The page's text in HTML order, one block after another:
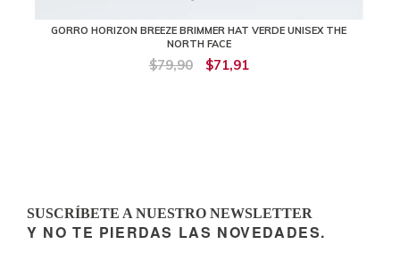
GORRO HORIZON BREEZE BRIMMER HAT VERDE UNISEX THE
NORTH FACE
$79,90 $71,91
SUSCRÍBETE A NUESTRO NEWSLETTER
Y NO TE PIERDAS LAS NOVEDADES.